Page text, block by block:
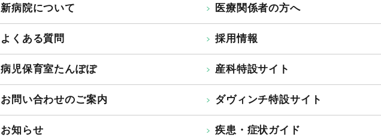
新病院について
よくある質問
病児保育室たんぽぽ
お問い合わせのご案内
お知らせ
医療関係者の方へ
採用情報
産科特設サイト
ダヴィンチ特設サイト
疾患・症状ガイド